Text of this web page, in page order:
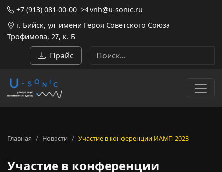
+7 (913) 081-00-00
vnh@u-sonic.ru
г. Бийск, ул. имени Героя Советского Союза
Трофимова, 27, к. Б
Прайс
Главная Новости Участие в конференции ИАМП-2023
Участие в конференции